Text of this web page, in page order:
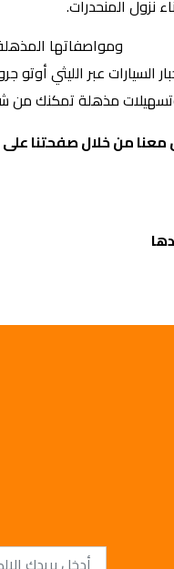
نزول المنحدرات.
ومواصفاتها
عبر الليثي أوتو
مذهلة تمكنك من
من خلال صفحتنا